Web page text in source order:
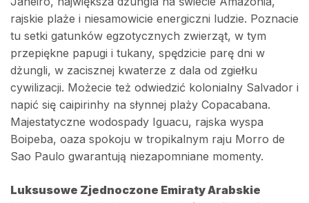
rajskie plaże i niesamowicie energiczni ludzie. Poznacie
tu setki gatunków egzotycznych zwierząt, w tym
przepiękne papugi i tukany, spędzicie parę dni w
dżungli, w zacisznej kwaterze z dala od zgiełku
cywilizacji. Możecie też odwiedzić kolonialny Salvador i
napić się caipirinhy na słynnej plaży Copacabana.
Majestatyczne wodospady Iguacu, rajska wyspa
Boipeba, oaza spokoju w tropikalnym raju Morro de
Sao Paulo gwarantują niezapomniane momenty.
Luksusowe Zjednoczone Emiraty Arabskie